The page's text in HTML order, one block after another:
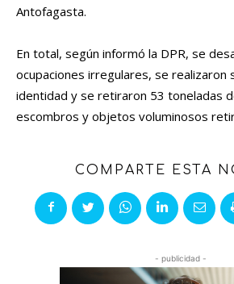
Antofagasta.
En total, según informó la DPR, se
ocupaciones irregulares, se realizaron
identidad y se retiraron 53 toneladas
escombros y objetos voluminosos
COMPARTE ESTA
- publicidad -